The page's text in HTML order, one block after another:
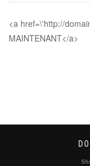
<a href=\'http://
MAINTENANT</a>